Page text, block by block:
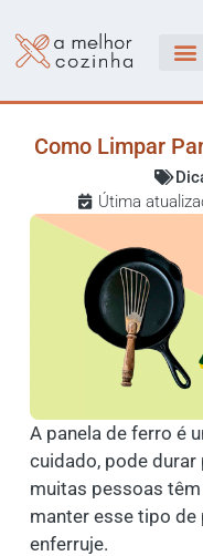
Como Limpar
Útima
A panela de ferro é
cuidado, pode
muitas pessoas
manter esse tipo de
enferruje.